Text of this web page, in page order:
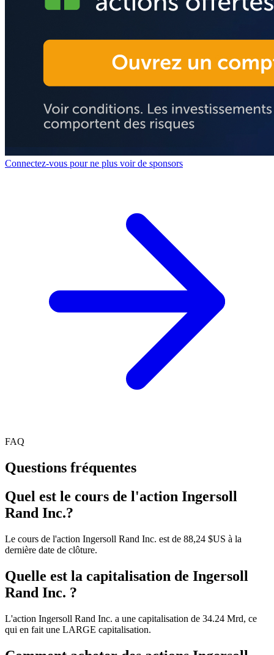
Connectez-vous pour ne plus voir de sponsors
FAQ
Questions fréquentes
Quel est le cours de l'action Ingersoll
Rand Inc.?
Le cours de l'action Ingersoll Rand Inc. est de 88,24 $US à la
dernière date de clôture.
Quelle est la capitalisation de Ingersoll
Rand Inc. ?
L'action Ingersoll Rand Inc. a une capitalisation de 34.24 Mrd, ce
qui en fait une LARGE capitalisation.